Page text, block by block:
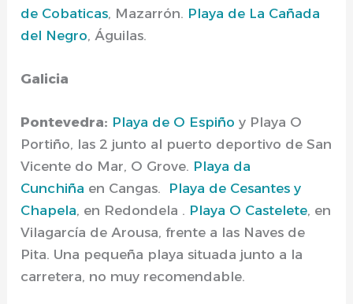
de Cobaticas, Mazarrón. Playa de La Cañada
del Negro, Águilas.
Galicia
Pontevedra: Playa de O Espiño y Playa O
Portiño, las 2 junto al puerto deportivo de San
Vicente do Mar, O Grove. Playa da
Cunchiña en Cangas. Playa de Cesantes y
Chapela, en Redondela . Playa O Castelete, en
Vilagarcía de Arousa, frente a las Naves de
Pita. Una pequeña playa situada junto a la
carretera, no muy recomendable.